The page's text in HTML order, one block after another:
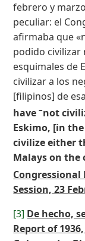
febrero y
peculiar: el
afirmaba que
podido civilizar
esquimales de
civilizar a los
[filipinos] de
have–not
Eskimo, [in
civilize either
Malays on
Congressional
Session, 23
[3] De hecho,
Report of